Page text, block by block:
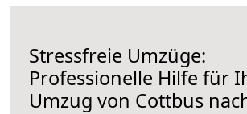
Stressfreie Umzüge:
Professionelle Hilfe für
Umzug von Cottbus